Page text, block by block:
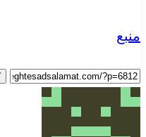
منبع